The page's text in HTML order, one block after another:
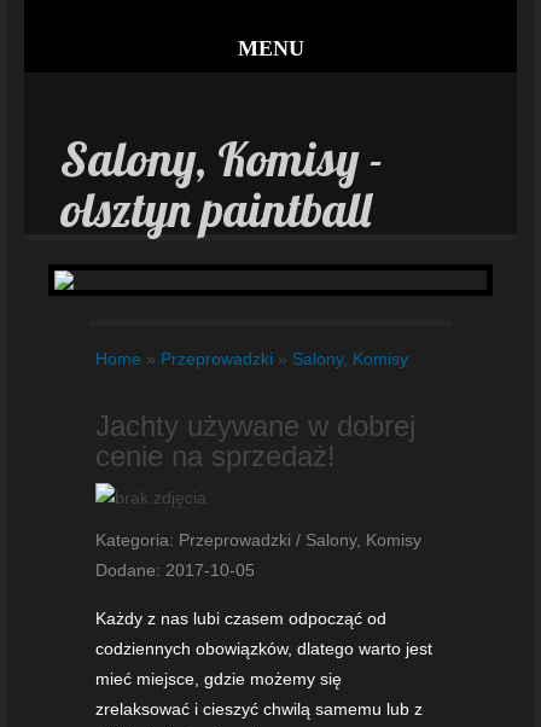
MENU
Salony, Komisy -
olsztyn paintball
Home » Przeprowadzki » Salony, Komisy
Jachty używane w dobrej
cenie na sprzedaż!
Kategoria: Przeprowadzki / Salony, Komisy
Dodane: 2017-10-05
Każdy z nas lubi czasem odpocząć od
codziennych obowiązków, dlatego warto jest
mieć miejsce, gdzie możemy się
zrelaksować i cieszyć chwilą samemu lub z